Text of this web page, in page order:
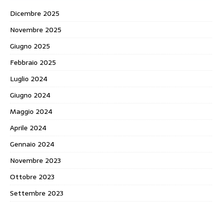
Dicembre 2025
Novembre 2025
Giugno 2025
Febbraio 2025
Luglio 2024
Giugno 2024
Maggio 2024
Aprile 2024
Gennaio 2024
Novembre 2023
Ottobre 2023
Settembre 2023